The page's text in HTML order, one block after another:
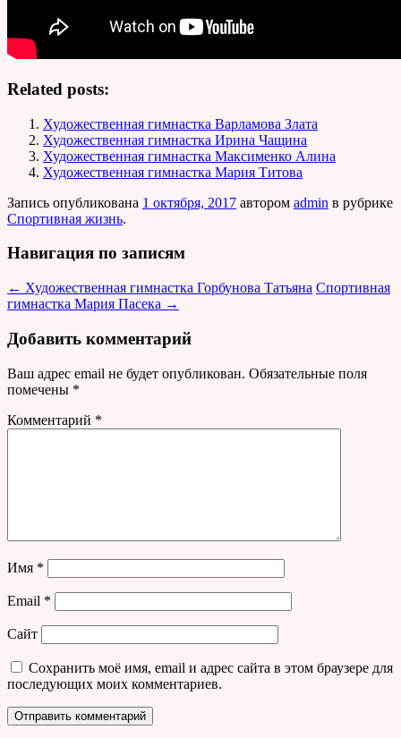
Related posts:
Художественная гимнастка Варламова Злата
Художественная гимнастка Ирина Чащина
Художественная гимнастка Максименко Алина
Художественная гимнастка Мария Титова
Запись опубликована 1 октября, 2017 автором admin в рубрике
Спортивная жизнь.
Навигация по записям
← Художественная гимнастка Горбунова Татьяна Спортивная
гимнастка Мария Пасека →
Добавить комментарий
Ваш адрес email не будет опубликован. Обязательные поля
помечены *
Комментарий *
Имя *
Email *
Сайт
Сохранить моё имя, email и адрес сайта в этом браузере для
последующих моих комментариев.